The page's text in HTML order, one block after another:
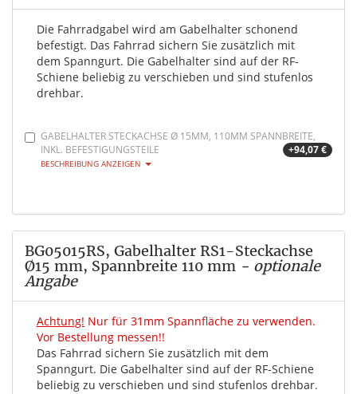
Die Fahrradgabel wird am Gabelhalter schonend
befestigt. Das Fahrrad sichern Sie zusätzlich mit
dem Spanngurt. Die Gabelhalter sind auf der RF-
Schiene beliebig zu verschieben und sind stufenlos
drehbar.
GABELHALTER STECKACHSE Ø 15MM, 110MM SPANNBREITE,
INKL. BEFESTIGUNGSTEILE
+94,07 €
BESCHREIBUNG ANZEIGEN
BG05015RS, Gabelhalter RS1-Steckachse
Ø15 mm, Spannbreite 110 mm - optionale
Angabe
Achtung! Nur für 31mm Spannfläche zu verwenden.
Vor Bestellung messen!!
Das Fahrrad sichern Sie zusätzlich mit dem
Spanngurt. Die Gabelhalter sind auf der RF-Schiene
beliebig zu verschieben und sind stufenlos drehbar.